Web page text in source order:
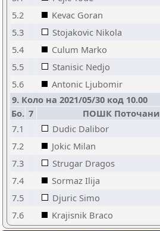
5.2
Kevac Goran
5.3
Stojakovic Nikola
5.4
Culum Marko
5.5
Stanisic Nedjo
5.6
Antonic Ljubomir
9. Коло на 2021/05/30 код 10.00
Бо. 7 ПОШК Поточани
7.1
Dudic Dalibor
7.2
Jokic Milan
7.3
Strugar Dragos
7.4
Sormaz Ilija
7.5
Djuric Simo
7.6
Krajisnik Braco